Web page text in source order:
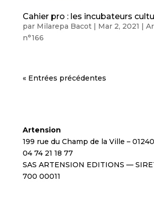
Cahier pro : les incubateurs
par Milarepa Bacot| Mar 2, 2021
n°166
« Entrées précédentes
Artension
199 rue du Champ de la Ville –
04 74 21 18 77
SAS ARTENSION EDITIONS —
700 00011